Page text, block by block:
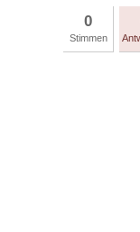
0
Stimmen